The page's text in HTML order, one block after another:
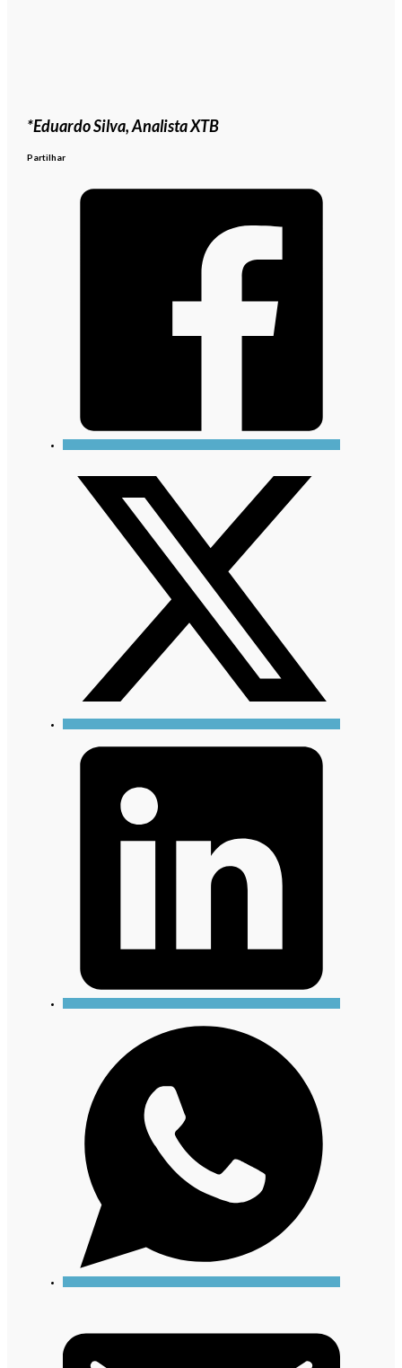
*Eduardo Silva, Analista XTB
Partilhar